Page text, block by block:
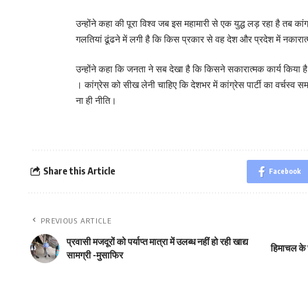
उन्होंने कहा की पूरा विश्व जब इस महामारी से एक युद्ध लड़ रहा है तब
गलतियां ढूंढने में लगी है कि किस प्रकार से वह देश और प्रदेश में
उन्होंने कहा कि जनता ने सब देखा है कि किसने सकारात्मक कार्य
। कांग्रेस को सीख लेनी चाहिए कि देशभर में कांग्रेस पार्टी का वर्चस्व
ना ही नीति।
Share this Article Facebook
PREVIOUS ARTICLE
प्रवासी मजदूरों को पर्याप्त मात्रा में उलब्ध नहीं हो रही खाद्य
सामग्री -मुसाफिर
हिमाचल के